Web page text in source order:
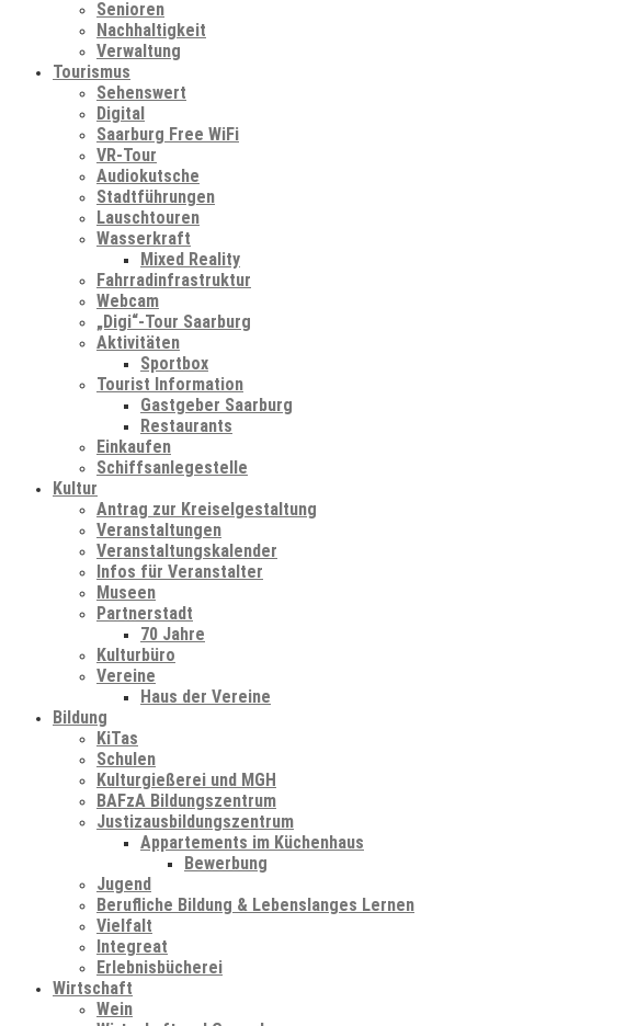
Senioren
Nachhaltigkeit
Verwaltung
Tourismus
Sehenswert
Digital
Saarburg Free WiFi
VR-Tour
Audiokutsche
Stadtführungen
Lauschtouren
Wasserkraft
Mixed Reality
Fahrradinfrastruktur
Webcam
„Digi“-Tour Saarburg
Aktivitäten
Sportbox
Tourist Information
Gastgeber Saarburg
Restaurants
Einkaufen
Schiffsanlegestelle
Kultur
Antrag zur Kreiselgestaltung
Veranstaltungen
Veranstaltungskalender
Infos für Veranstalter
Museen
Partnerstadt
70 Jahre
Kulturbüro
Vereine
Haus der Vereine
Bildung
KiTas
Schulen
Kulturgießerei und MGH
BAFzA Bildungszentrum
Justizausbildungszentrum
Appartements im Küchenhaus
Bewerbung
Jugend
Berufliche Bildung & Lebenslanges Lernen
Vielfalt
Integreat
Erlebnisbücherei
Wirtschaft
Wein